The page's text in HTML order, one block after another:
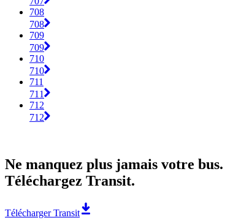
708
708
709
709
710
710
711
711
712
712
Ne manquez plus jamais votre bus.
Téléchargez Transit.
Télécharger Transit